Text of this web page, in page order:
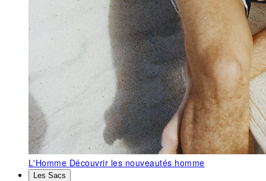
L'Homme Découvrir les nouveautés homme
Les Sacs